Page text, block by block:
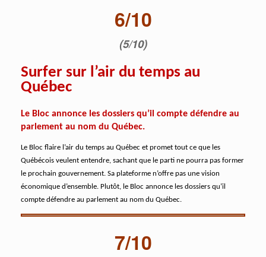
6/10
(5/10)
Surfer sur l’air du temps au
Québec
Le Bloc annonce les dossiers qu’il compte défendre au
parlement au nom du Québec.
Le Bloc flaire l’air du temps au Québec et promet tout ce que les
Québécois veulent entendre, sachant que le parti ne pourra pas former
le prochain gouvernement. Sa plateforme n’offre pas une vision
économique d’ensemble. Plutôt, le Bloc annonce les dossiers qu’il
compte défendre au parlement au nom du Québec.
7/10